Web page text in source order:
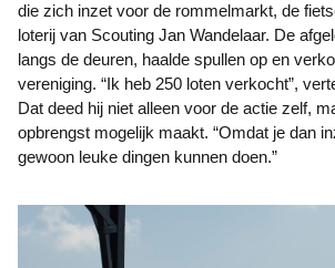
die zich inzet voor de rommelmarkt, de
loterij van Scouting Jan Wandelaar. De
langs de deuren, haalde spullen op en
vereniging. “Ik heb 250 loten verkocht”,
Dat deed hij niet alleen voor de actie zelf,
opbrengst mogelijk maakt. “Omdat je dan
gewoon leuke dingen kunnen doen.”